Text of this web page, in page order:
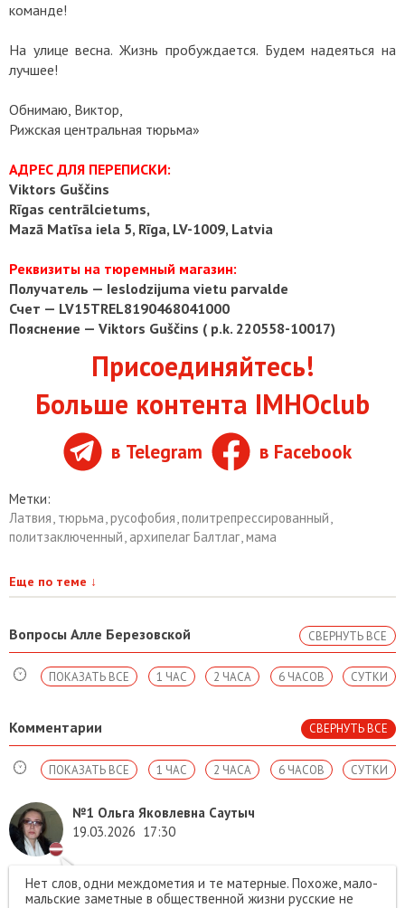
команде!
На улице весна. Жизнь пробуждается. Будем надеяться на
лучшее!
Обнимаю, Виктор,
Рижская центральная тюрьма»
АДРЕС ДЛЯ ПЕРЕПИСКИ:
Viktors Guščins
Rīgas centrālcietums,
Mazā Matīsa iela 5, Rīga, LV-1009, Latvia
Реквизиты на тюремный магазин:
Получатель — Ieslodzijuma vietu parvalde
Счет — LV15TREL8190468041000
Пояснение — Viktors Guščins ( p.k. 220558-10017)
Присоединяйтесь!
Больше контента IMHOclub
в Telegram в Facebook
Метки:
Латвия, тюрьма,русофобия,политрепрессированный,
политзаключенный, архипелаг Балтлаг,мама
Еще по теме ↓
Вопросы Алле Березовской СВЕРНУТЬ ВСЕ
СУТКИ
6 ЧАСОВ
2 ЧАСА
1 ЧАС
ПОКАЗАТЬ ВСЕ
Комментарии СВЕРНУТЬ ВСЕ
СУТКИ
6 ЧАСОВ
2 ЧАСА
1 ЧАС
ПОКАЗАТЬ ВСЕ
№1 Ольга Яковлевна Саутыч
19.03.2026 17:30
Нет слов, одни междометия и те матерные. Похоже, мало-
мальские заметные в общественной жизни русские не